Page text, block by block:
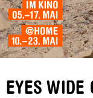
EYES